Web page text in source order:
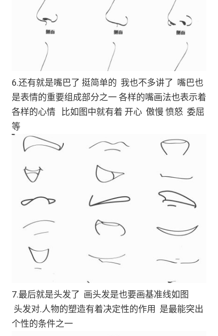
6.还有就是嘴巴了 挺简单的 我也不多讲了 嘴巴也
是表情的重要组成部分之一 各样的嘴画法也表示着
各样的心情 比如图中就有着 开心 傲慢 愤怒 委屈
等
7.最后就是头发了 画头发是也要画基准线如图
头发对.人物的塑造有着决定性的作用 是最能突出
个性的条件之一